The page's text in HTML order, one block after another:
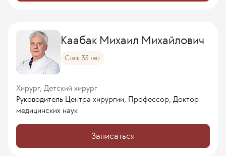
Каабак Михаил Михайлович
Стаж 35 лет
Хирург, Детский хирург
Руководитель Центра хирургии, Профессор, Доктор
медицинских наук
Записаться